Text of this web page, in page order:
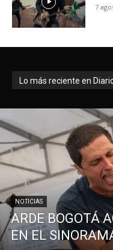
7
Lo más reciente en
NOTICIAS
ARDE BOGOTÁ
EN EL